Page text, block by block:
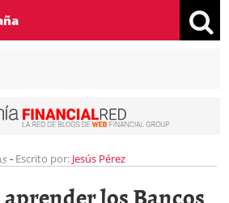
- Escrito por: Jesús Pérez